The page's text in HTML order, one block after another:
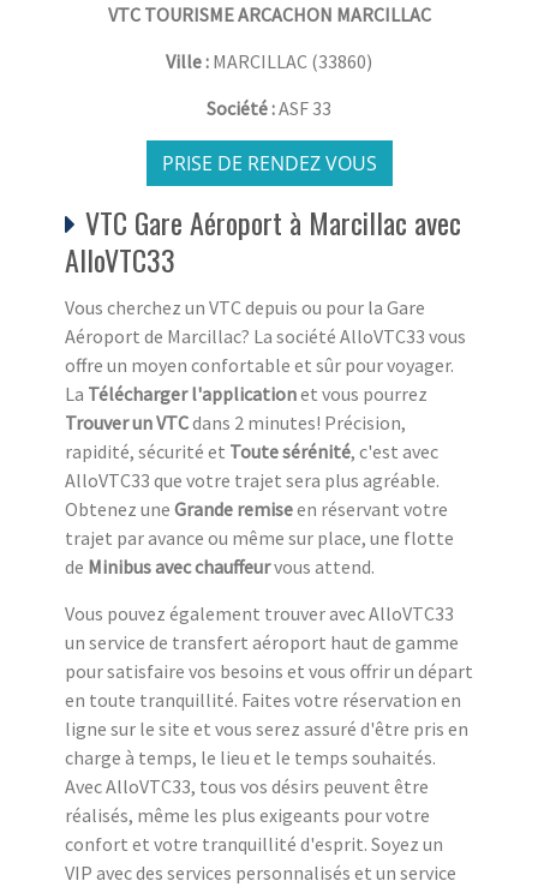
VTC TOURISME ARCACHON MARCILLAC
Ville : MARCILLAC (33860)
Société :ASF 33
PRISE DE RENDEZ VOUS
VTC Gare Aéroport à Marcillac avec
AlloVTC33
Vous cherchez un VTC depuis ou pour la Gare
Aéroport de Marcillac? La société AlloVTC33 vous
offre un moyen confortable et sûr pour voyager.
La Télécharger l'applicationet vous pourrez
Trouver un VTCdans 2 minutes! Précision,
rapidité, sécurité et Toute sérénité, c'est avec
AlloVTC33 que votre trajet sera plus agréable.
Obtenez une Grande remiseen réservant votre
trajet par avance ou même sur place, une flotte
de Minibus avec chauffeurvous attend.
Vous pouvez également trouver avec AlloVTC33
un service de transfert aéroport haut de gamme
pour satisfaire vos besoins et vous offrir un départ
en toute tranquillité. Faites votre réservation en
ligne sur le site et vous serez assuré d'être pris en
charge à temps, le lieu et le temps souhaités.
Avec AlloVTC33, tous vos désirs peuvent être
réalisés, même les plus exigeants pour votre
confort et votre tranquillité d'esprit. Soyez un
VIP avec des services personnalisés et un service